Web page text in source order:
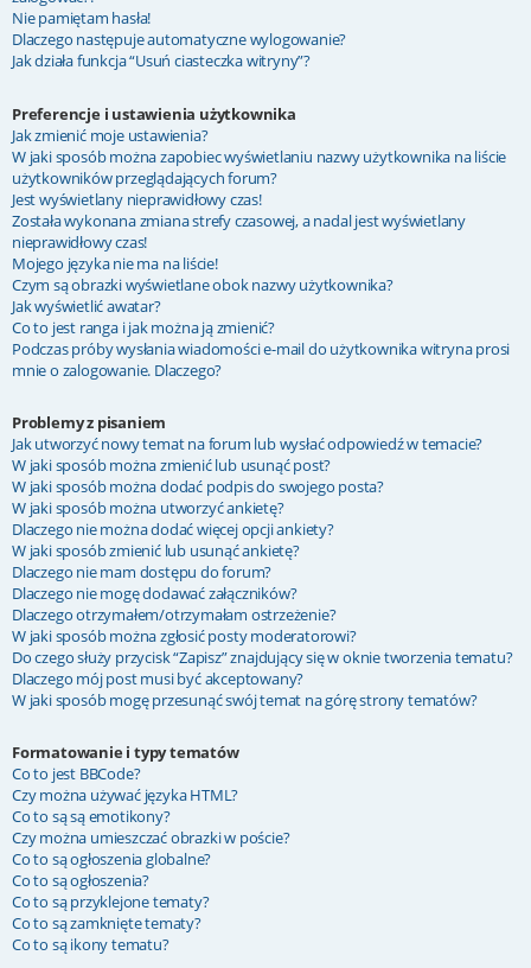
Nie pamiętam hasła!
Dlaczego następuje automatyczne wylogowanie?
Jak działa funkcja “Usuń ciasteczka witryny”?
Preferencje i ustawienia użytkownika
Jak zmienić moje ustawienia?
W jaki sposób można zapobiec wyświetlaniu nazwy użytkownika na liście
użytkowników przeglądających forum?
Jest wyświetlany nieprawidłowy czas!
Została wykonana zmiana strefy czasowej, a nadal jest wyświetlany
nieprawidłowy czas!
Mojego języka nie ma na liście!
Czym są obrazki wyświetlane obok nazwy użytkownika?
Jak wyświetlić awatar?
Co to jest ranga i jak można ją zmienić?
Podczas próby wysłania wiadomości e-mail do użytkownika witryna prosi
mnie o zalogowanie. Dlaczego?
Problemy z pisaniem
Jak utworzyć nowy temat na forum lub wysłać odpowiedź w temacie?
W jaki sposób można zmienić lub usunąć post?
W jaki sposób można dodać podpis do swojego posta?
W jaki sposób można utworzyć ankietę?
Dlaczego nie można dodać więcej opcji ankiety?
W jaki sposób zmienić lub usunąć ankietę?
Dlaczego nie mam dostępu do forum?
Dlaczego nie mogę dodawać załączników?
Dlaczego otrzymałem/otrzymałam ostrzeżenie?
W jaki sposób można zgłosić posty moderatorowi?
Do czego służy przycisk “Zapisz” znajdujący się w oknie tworzenia tematu?
Dlaczego mój post musi być akceptowany?
W jaki sposób mogę przesunąć swój temat na górę strony tematów?
Formatowanie i typy tematów
Co to jest BBCode?
Czy można używać języka HTML?
Co to są są emotikony?
Czy można umieszczać obrazki w poście?
Co to są ogłoszenia globalne?
Co to są ogłoszenia?
Co to są przyklejone tematy?
Co to są zamknięte tematy?
Co to są ikony tematu?